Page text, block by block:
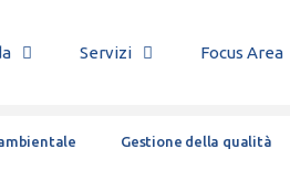
Servizi Focus Area
Gestione della qualità